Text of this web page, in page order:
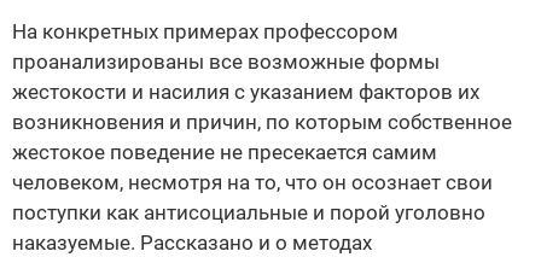
На конкретных примерах профессором
проанализированы все возможные формы
жестокости и насилия с указанием факторов их
возникновения и причин, по которым собственное
жестокое поведение не пресекается самим
человеком, несмотря на то, что он осознает свои
поступки как антисоциальные и порой уголовно
наказуемые. Рассказано и о методах